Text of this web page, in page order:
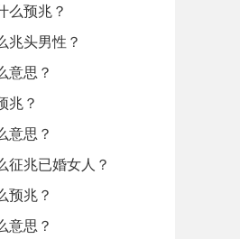
么预兆？
兆头男性？
意思？
兆？
意思？
征兆已婚女人？
预兆？
意思？